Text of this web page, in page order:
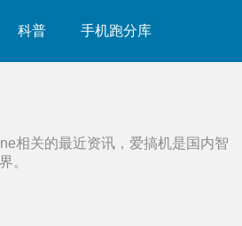
科普 手机跑分库
相关的最近资讯，爱搞机是国内智
。